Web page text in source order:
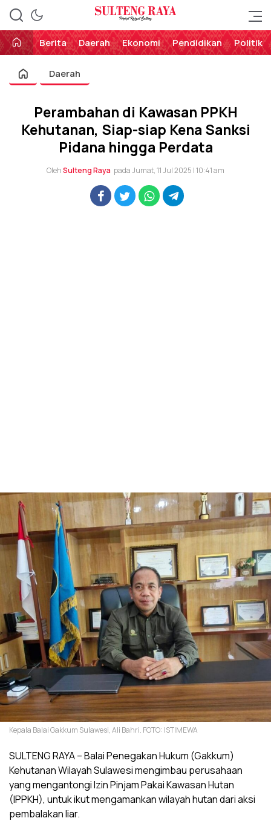
Sulteng Raya
Perekat Rakyat Sulteng
Berita
Daerah Ekonomi Pendidikan Politik
Daerah
Perambahan di Kawasan PPKH
Kehutanan, Siap-siap Kena Sanksi
Pidana hingga Perdata
OlehSulteng Raya pada Jumat, 11 Jul 2025 | 10:41 am
Kepala Balai Gakkum Sulawesi, Ali Bahri. FOTO: ISTIMEWA
SULTENG RAYA – Balai Penegakan Hukum (Gakkum)
Kehutanan Wilayah Sulawesi mengimbau perusahaan
yang mengantongi Izin Pinjam Pakai Kawasan Hutan
(IPPKH), untuk ikut mengamankan wilayah hutan dari aksi
pembalakan liar.